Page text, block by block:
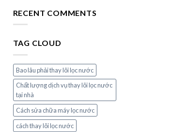
RECENT COMMENTS
TAG CLOUD
Bao lâu phải thay lõi lọc nước
Chất lượng dịch vụ thay lõi lọc nước
tại nhà
Cách sửa chữa máy lọc nước
cách thay lõi lọc nước